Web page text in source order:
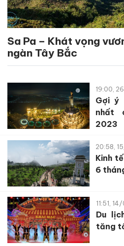
Sa Pa – Khát vọng
ngàn Tây Bắc
19:00,
Gợi ý
nhất
2023
20:58,
Kinh
6
11:51,
Du
tăng